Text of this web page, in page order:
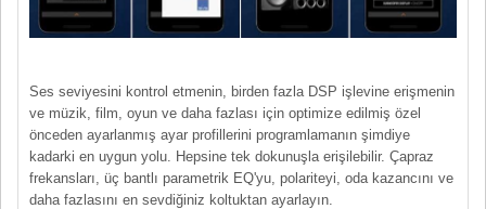
Ses seviyesini kontrol etmenin, birden fazla DSP işlevine erişmenin
ve müzik, film, oyun ve daha fazlası için optimize edilmiş özel
önceden ayarlanmış ayar profillerini programlamanın şimdiye
kadarki en uygun yolu. Hepsine tek dokunuşla erişilebilir. Çapraz
frekansları, üç bantlı parametrik EQ'yu, polariteyi, oda kazancını ve
daha fazlasını en sevdiğiniz koltuktan ayarlayın.